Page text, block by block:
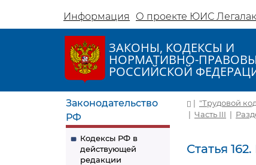
Информация О проекте ЮИС
ЗАКОНЫ, КОДЕКСЫ И
НОРМАТИВНО-
РОССИЙСКОЙ
Законодательство
РФ
Кодексы РФ в
действующей
редакции
| "Трудовой
| Часть III |
Статья